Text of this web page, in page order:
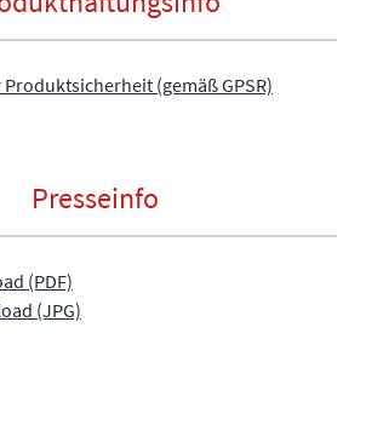
(gemäß GPSR)
Presseinfo
(PDF)
(JPG)